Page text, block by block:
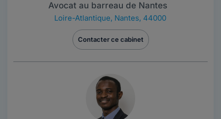
Avocat au barreau de Nantes
Loire-Atlantique, Nantes, 44000
Contacter ce cabinet